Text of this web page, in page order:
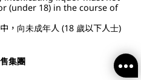
(under 18) in the course of
，向未成年人 (18 歲以下人士)
集團